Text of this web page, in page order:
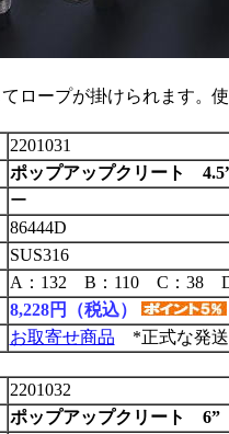
ロープが掛けられます。
2201031
ポップアップクリート
ー
86444D
SUS316
A：132 B：110 C：38
8,228円（税込）
お取寄せ商品 *正式な発送
2201032
ポップアップクリート 6”